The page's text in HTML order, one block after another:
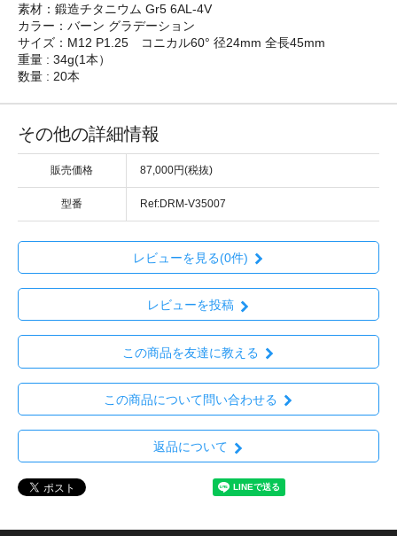
素材：鍛造チタニウム Gr5 6AL-4V
カラー：バーン グラデーション
サイズ：M12 P1.25 コニカル60° 径24mm 全長45mm
重量 : 34g(1本）
数量 : 20本
その他の詳細情報
販売価格 87,000円(税抜)
型番 Ref:DRM-V35007
レビューを見る(0件)
レビューを投稿
この商品を友達に教える
この商品について問い合わせる
返品について